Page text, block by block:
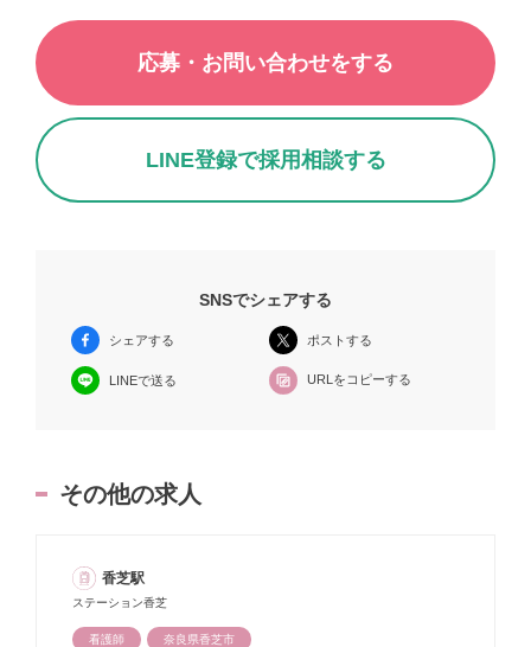
応募・お問い合わせをする
LINE登録で採用相談する
SNSでシェアする
シェアする ポストする
LINEで送る URLをコピーする
その他の求人
香芝駅
ステーション香芝
看護師 奈良県香芝市